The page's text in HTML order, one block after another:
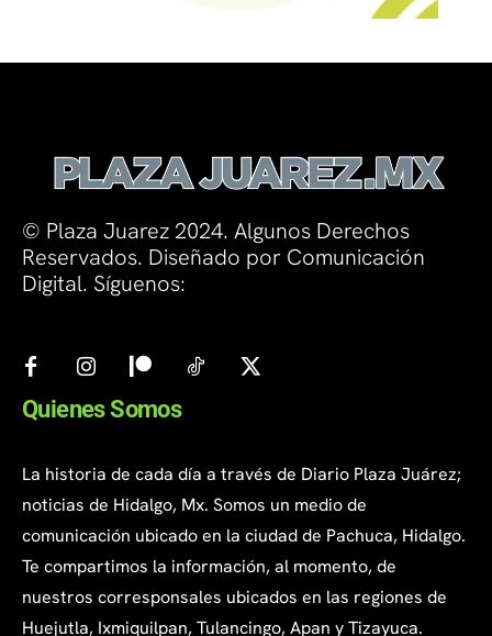
© Plaza Juarez 2024. Algunos Derechos
Reservados. Diseñado por Comunicación
Digital. Síguenos:
Quienes Somos
La historia de cada día a través de Diario Plaza Juárez;
noticias de Hidalgo, Mx. Somos un medio de
comunicación ubicado en la ciudad de Pachuca, Hidalgo.
Te compartimos la información, al momento, de
nuestros corresponsales ubicados en las regiones de
Huejutla, Ixmiquilpan, Tulancingo, Apan y Tizayuca.